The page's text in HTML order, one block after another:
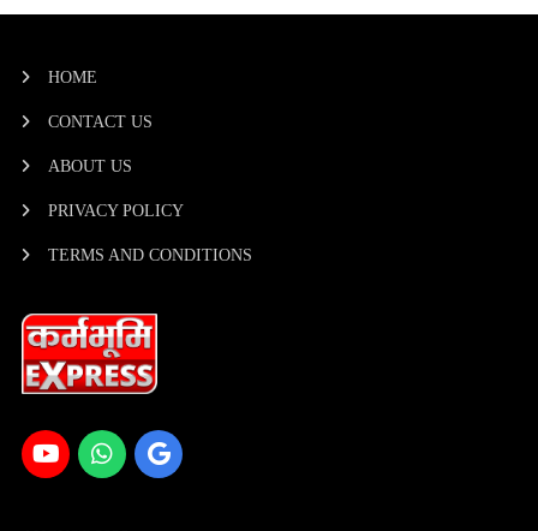
HOME
CONTACT US
ABOUT US
PRIVACY POLICY
TERMS AND CONDITIONS